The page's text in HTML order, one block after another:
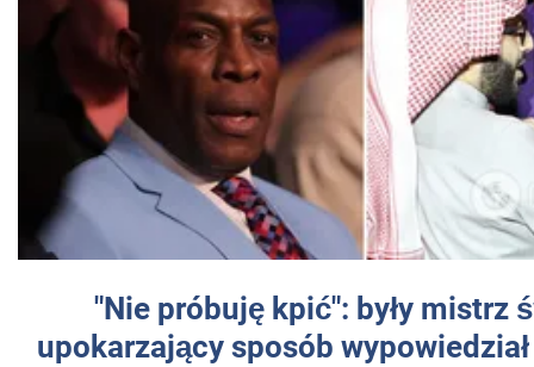
"Nie próbuję kpić": były mistrz
upokarzający sposób